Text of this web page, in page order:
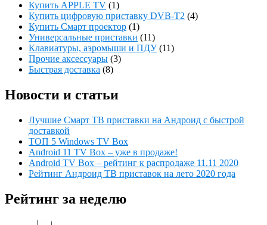
Купить APPLE TV (1)
Купить цифровую приставку DVB-T2 (4)
Купить Смарт проектор (1)
Универсальные приставки (11)
Клавиатуры, аэромыши и ПДУ (11)
Прочие аксессуары (3)
Быстрая доставка (8)
Новости и статьи
Лучшие Смарт ТВ приставки на Андроид с быстрой
доставкой
ТОП 5 Windows TV Box
Android 11 TV Box – уже в продаже!
Android TV Box – рейтинг к распродаже 11.11 2020
Рейтинг Андроид ТВ приставок на лето 2020 года
Рейтинг за неделю